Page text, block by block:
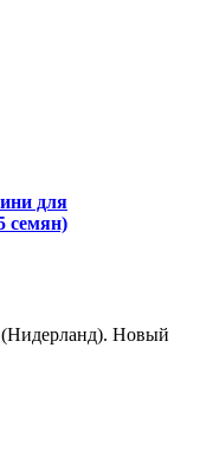
для
семян)
(Нидерланд). Новый